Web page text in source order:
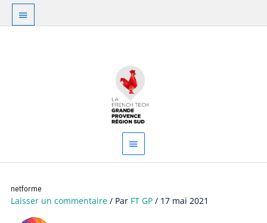
Aller
contenu
Au
dessus
principal
netforme
Laisser un commentaire / Par FT GP/ 17 mai 2021